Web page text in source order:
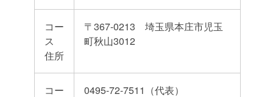
コー
ス
住所
〒367-0213 埼玉県本庄市児玉
町秋山3012
コー
0495-72-7511（代表）